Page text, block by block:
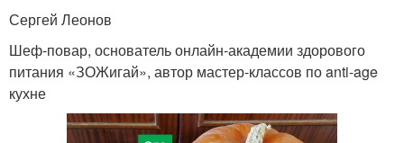
Сергей Леонов
Шеф-повар, основатель онлайн-академии здорового
питания «ЗОЖигай», автор мастер-классов по anti-age
кухне